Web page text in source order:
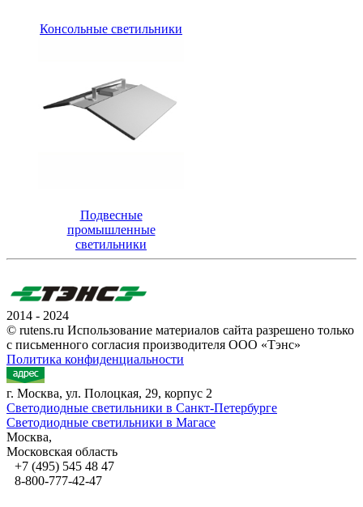
Консольные светильники
Подвесные
промышленные
светильники
2014 - 2024
© rutens.ru Использование материалов сайта разрешено только
с письменного согласия производителя ООО «Тэнс»
Политика конфиденциальности
г. Москва, ул. Полоцкая, 29, корпус 2
Светодиодные светильники в Санкт-Петербурге
Светодиодные светильники в Магасе
Москва,
Московская область
+7 (495) 545 48 47
8-800-777-42-47